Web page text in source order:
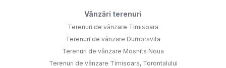
Vânzări terenuri
Terenuri de vânzare Timisoara
Terenuri de vânzare Dumbravita
Terenuri de vânzare Mosnita Noua
Terenuri de vânzare Timisoara, Torontalului